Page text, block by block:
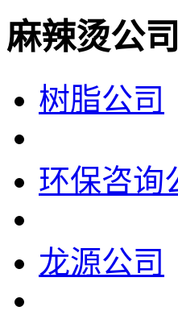
麻辣烫公
树脂公司
环保咨询
龙源公司